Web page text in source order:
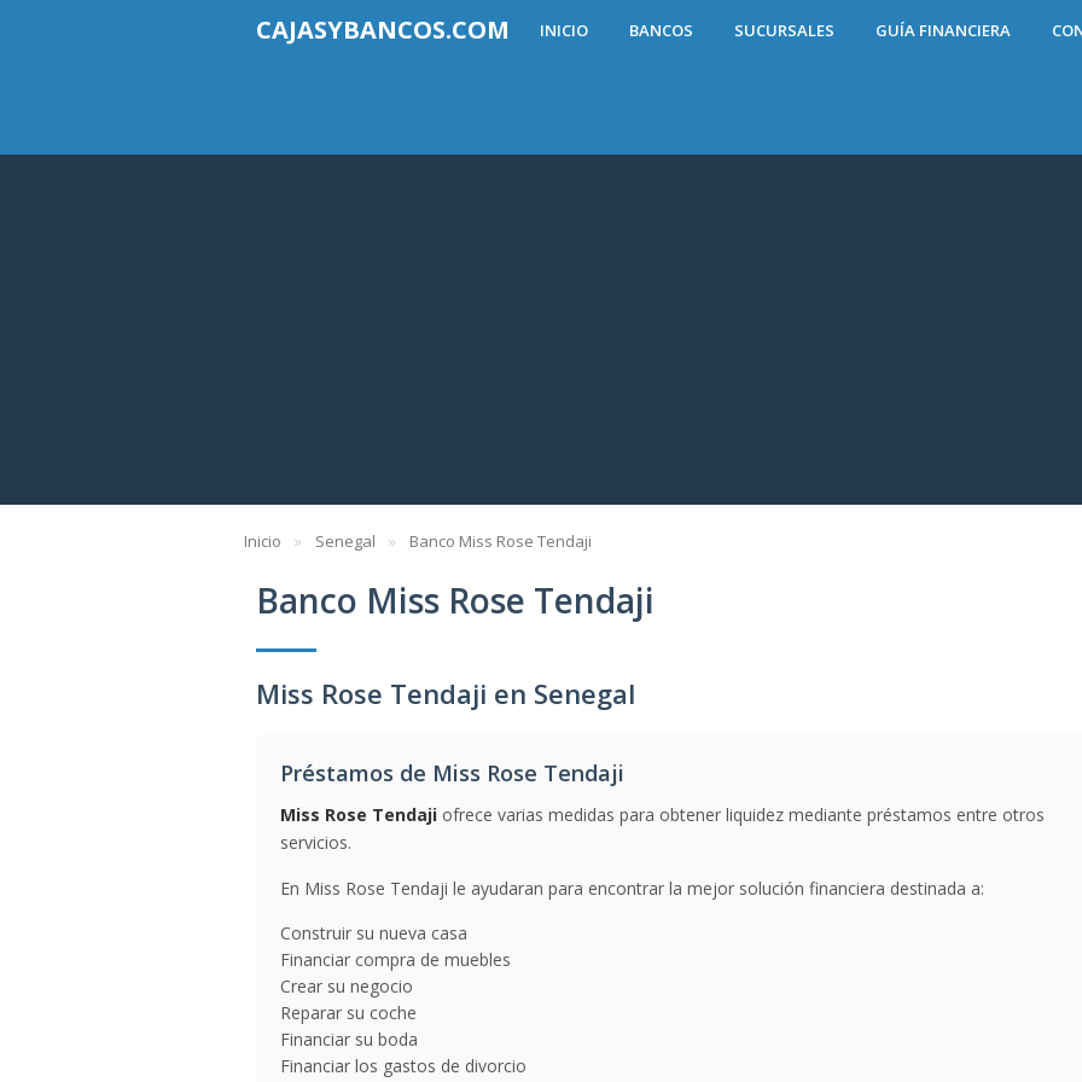
CAJASYBANCOS.COM INICIO BANCOS SUCURSALES GUÍA FINANCIERA
Inicio Senegal Banco Miss Rose Tendaji
Banco Miss Rose Tendaji
Miss Rose Tendaji en Senegal
Préstamos de Miss Rose Tendaji
Miss Rose Tendaji ofrece varias medidas para obtener liquidez mediante préstamos entre otros
servicios.
En Miss Rose Tendaji le ayudaran para encontrar la mejor solución financiera destinada a:
Construir su nueva casa
Financiar compra de muebles
Crear su negocio
Reparar su coche
Financiar su boda
Financiar los gastos de divorcio